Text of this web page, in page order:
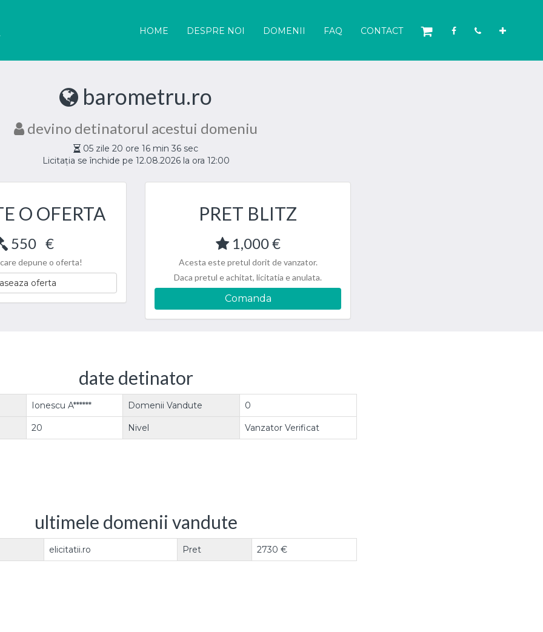
HOME DESPRE NOI DOMENII FAQ CONTACT
barometru.ro
devino detinatorul acestui domeniu
05 zile 20 ore 16 min 36 sec
Licitația se închide pe 12.08.2026 la ora 12:00
O OFERTA
550 €
depune o oferta!
oferta
PRET BLITZ
1,000 €
Acesta este pretul dorit de vanzator.
Daca pretul e achitat, licitatia e anulata.
Comanda
date detinator
Ionescu A****** Domenii Vandute 0
20 Nivel Vanzator Verificat
ultimele domenii vandute
elicitatii.ro Pret 2730 €